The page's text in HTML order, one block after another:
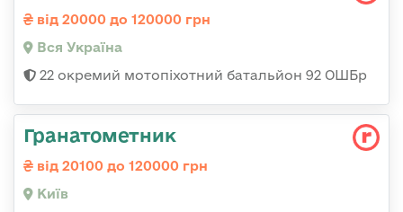
від 20000 до 120000 грн
Вся Україна
22 окремий мотопіхотний батальйон 92 ОШБр
Гранатометник
від 20100 до 120000 грн
Київ